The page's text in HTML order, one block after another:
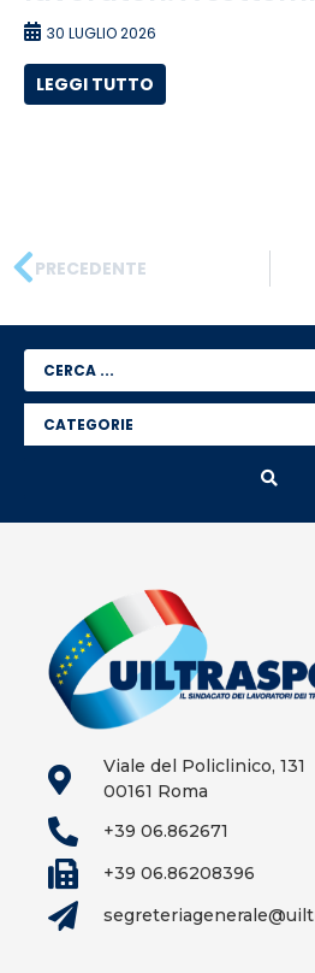
30 LUGLIO 2026
LEGGI TUTTO
PRECEDENTE
Viale del Policlinico, 131
00161 Roma
+39 06.862671
+39 06.86208396